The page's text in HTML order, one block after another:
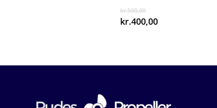
kr.500,00Den
oprindelige
kr.400,00Den
kr.400,00.